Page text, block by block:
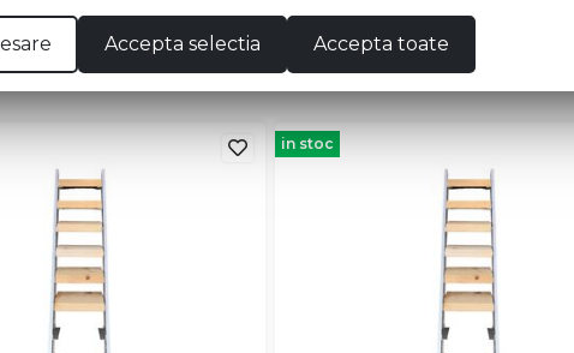
in stoc
Accepta selectia Accepta toate